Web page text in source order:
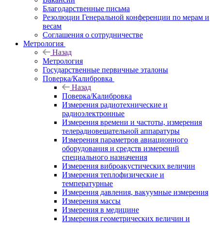
Благодарственные письма
Резолюции Генеральной конференции по мерам и
весам
Соглашения о сотрудничестве
Метрология
Назад
Метрология
Государственные первичные эталоны
Поверка/Калибровка
Назад
Поверка/Калибровка
Измерения радиотехнические и
радиоэлектронные
Измерения времени и частоты, измерения
телерадиовещательной аппаратуры
Измерения параметров авиационного
оборудования и средств измерений
специального назначения
Измерения виброакустических величин
Измерения теплофизические и
температурные
Измерения давления, вакуумные измерения
Измерения массы
Измерения в медицине
Измерения геометрических величин и